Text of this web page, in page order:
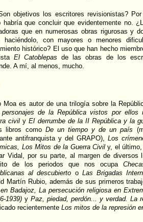
objetivos los escritores revisionistas?
habría que concluir que evidentemente no.
que en numerosas obras rigurosas y
haciéndolo, con mayores o menores
histórico? El uso que han hecho
El Catoblepas de las obras de los
A mí, al menos, mucho.
Moa es autor de una trilogía sobre la
de la República vistos por
civil yEl derrumbe de la II República y la
libros como De un tiempo y de un país
antifranquista y del GRAPO),Los
Los Mitos de la Guerra Civily, el
Vidal, por su parte, al margen de diversos
de los periodos que nos ocupa
al descubierto o Las Brigadas
Martín Rubio, además de sus primeros
Badajoz, La persecución religiosa en
1939) yPaz, piedad, perdón... y verdad. La
recientementeLos mitos de la represión